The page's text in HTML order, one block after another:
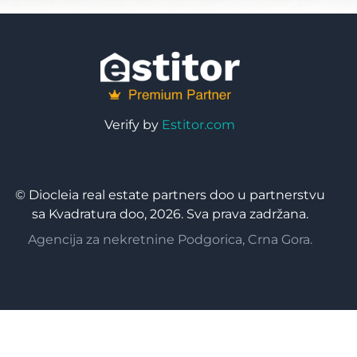
Verify by Estitor.com
© Diocleia real estate partners doo u partnerstvu
sa Kvadratura doo, 2026. Sva prava zadržana.
Agencija za nekretnine Podgorica, Crna Gora.